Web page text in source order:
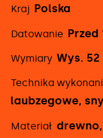
Kraj Polska
Datowanie Przed
Wymiary Wys. 52
Technika
laubzegowe,
Materiał